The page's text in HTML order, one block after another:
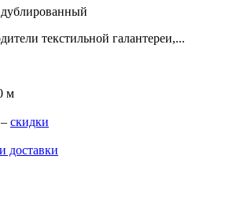
текстильной галантереи,...
м
скидки
доставки